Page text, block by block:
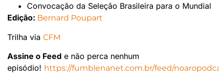
Convocação da Seleção Brasileira para o Mundial
Edição: Bernard Poupart
Trilha via CFM
Assine o Feed e não perca nenhum
episódio! https://fumblenanet.com.br/feed/